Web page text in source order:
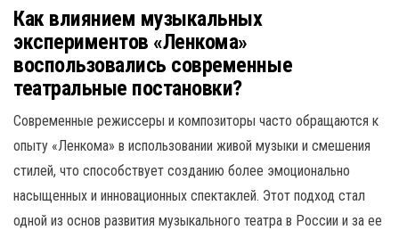
Как влиянием музыкальных
экспериментов «Ленкома»
воспользовались современные
театральные постановки?
Современные режиссеры и композиторы часто обращаются к
опыту «Ленкома» в использовании живой музыки и смешения
стилей, что способствует созданию более эмоционально
насыщенных и инновационных спектаклей. Этот подход стал
одной из основ развития музыкального театра в России и за ее